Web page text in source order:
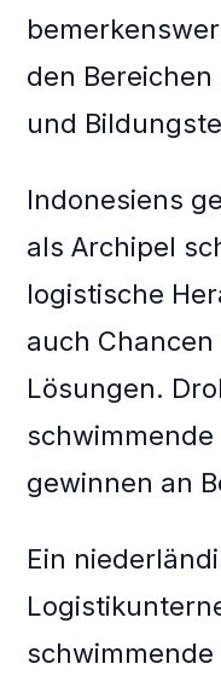
den
und
Indonesiens
als Archipel
logistische
auch
Lösungen.
gewinnen an
Ein